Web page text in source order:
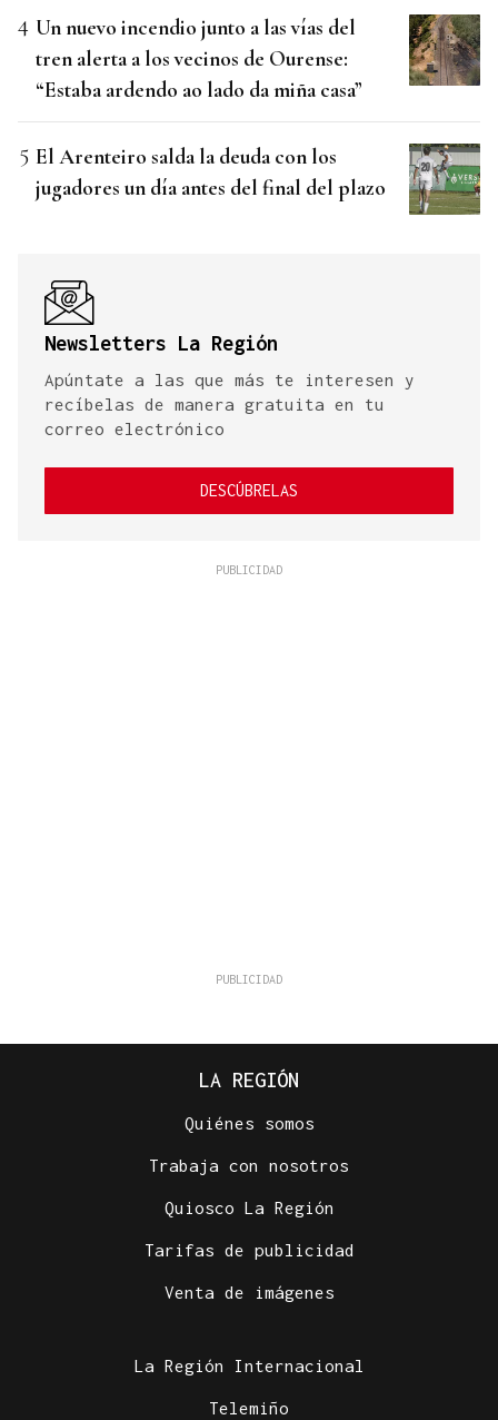
Un nuevo incendio junto a las vías del
tren alerta a los vecinos de Ourense:
“Estaba ardendo ao lado da miña casa”
El Arenteiro salda la deuda con los
jugadores un día antes del final del plazo
Newsletters La Región
Apúntate a las que más te interesen y
recíbelas de manera gratuita en tu
correo electrónico
DESCÚBRELAS
LA REGIÓN
Quiénes somos
Trabaja con nosotros
Quiosco La Región
Tarifas de publicidad
Venta de imágenes
La Región Internacional
Telemiño